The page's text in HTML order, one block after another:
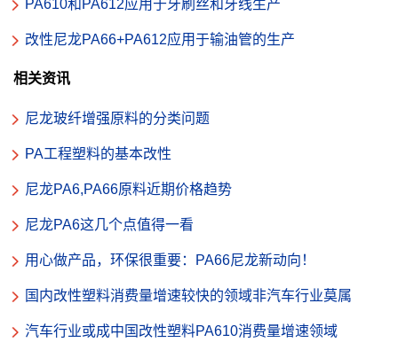
PA610和PA612应用于牙刷丝和牙线生产
改性尼龙PA66+PA612应用于输油管的生产
相关资讯
尼龙玻纤增强原料的分类问题
PA工程塑料的基本改性
尼龙PA6,PA66原料近期价格趋势
尼龙PA6这几个点值得一看
用心做产品，环保很重要：PA66尼龙新动向！
国内改性塑料消费量增速较快的领域非汽车行业莫属
汽车行业或成中国改性塑料PA610消费量增速领域